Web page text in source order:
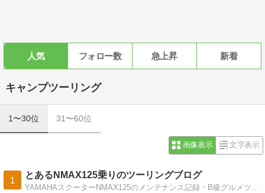
人気 フォロー数 急上昇 新着
キャンプツーリング
1〜30位 31〜60位
画像表示 文字表示
1
とあるNMAX125乗りのツーリングブログ